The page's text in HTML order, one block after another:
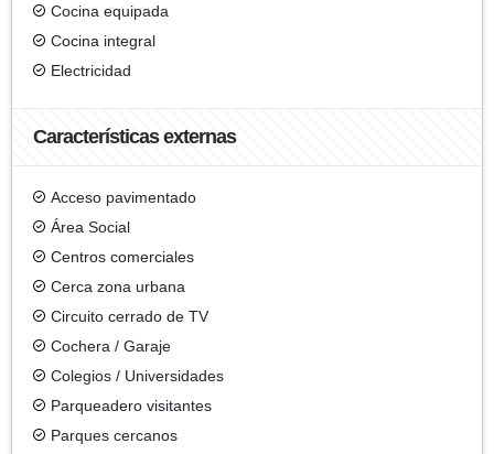
Cocina equipada
Cocina integral
Electricidad
Características externas
Acceso pavimentado
Área Social
Centros comerciales
Cerca zona urbana
Circuito cerrado de TV
Cochera / Garaje
Colegios / Universidades
Parqueadero visitantes
Parques cercanos